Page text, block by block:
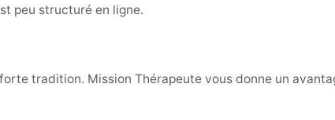
peu structuré en ligne.
tradition. Mission Thérapeute vous donne un